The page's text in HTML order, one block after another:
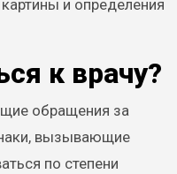
и определения
к врачу?
обращения за
вызывающие
по степени